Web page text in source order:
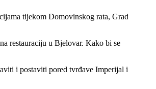
tijekom Domovinskog rata, Grad
restauraciju u Bjelovar. Kako bi se
i postaviti pored tvrđave Imperijal i